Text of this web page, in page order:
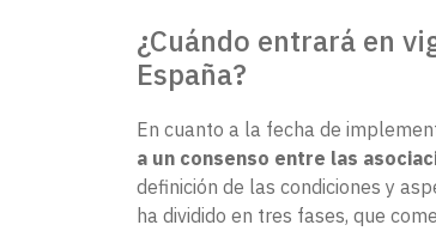
¿Cuándo entrará en
España?
En cuanto a la fecha de
a un consenso entre las
definición de las condiciones y
ha dividido en tres fases, que